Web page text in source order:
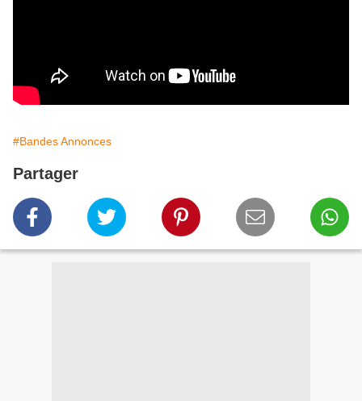
#Bandes Annonces
Partager